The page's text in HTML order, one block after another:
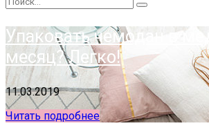
Упаковать чемодан в
месяц? Легко!
11.03.2019
Читать подробнее